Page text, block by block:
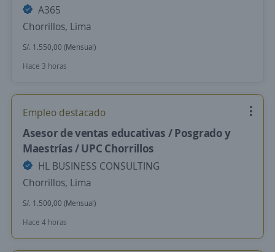
A365
Chorrillos, Lima
S/. 1.550,00 (Mensual)
Hace 3 horas
Empleo destacado
Asesor de ventas educativas / Posgrado y
Maestrías / UPC Chorrillos
HL BUSINESS CONSULTING
Chorrillos, Lima
S/. 1.500,00 (Mensual)
Hace 4 horas